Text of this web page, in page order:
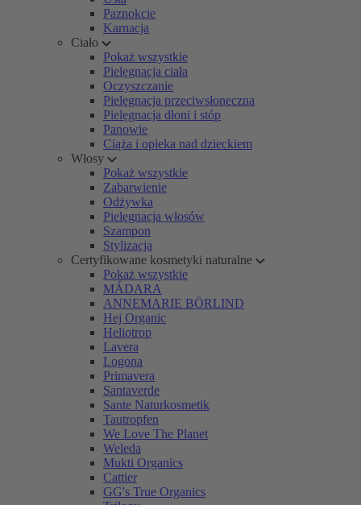
Paznokcie
Karnacja
Ciało
Pokaż wszystkie
Pielęgnacja ciała
Oczyszczanie
Pielęgnacja przeciwsłoneczna
Pielęgnacja dłoni i stóp
Panowie
Ciąża i opieka nad dzieckiem
Włosy
Pokaż wszystkie
Zabarwienie
Odżywka
Pielęgnacja włosów
Szampon
Stylizacja
Certyfikowane kosmetyki naturalne
Pokaż wszystkie
MÁDARA
ANNEMARIE BÖRLIND
Hej Organic
Heliotrop
Lavera
Logona
Primavera
Santaverde
Sante Naturkosmetik
Tautropfen
We Love The Planet
Weleda
Mukti Organics
Cattier
GG's True Organics